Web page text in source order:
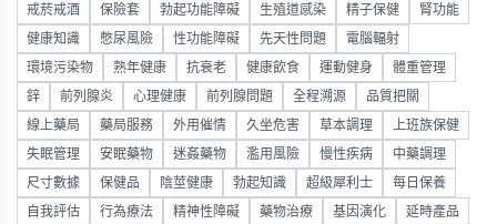
戒菸戒酒 保險套 勃起功能障礙 生殖道感染 精子保健 腎功能
健康知識 憋尿風險 性功能障礙 先天性問題 電腦輻射
環境污染物 熟年健康 抗衰老 健康飲食 運動健身 體重管理
鋅 前列腺炎 心理健康 前列腺問題 全程溯源 品質把關
線上藥局 藥局服務 外用催情 久坐危害 草本調理 上班族保健
失眠管理 安眠藥物 迷姦藥物 濫用風險 慢性疾病 中藥調理
尺寸數據 保健品 陰莖健康 勃起知識 超級犀利士 每日保養
自我評估 行為療法 精神性障礙 藥物治療 基因演化 延時產品